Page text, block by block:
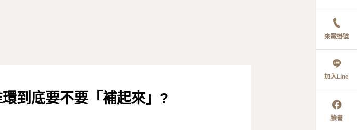
來電掛號
加入Line
臉書
到底要不要「補起來」?